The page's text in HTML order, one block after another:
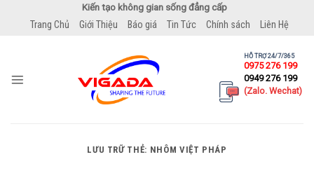
Kiến tạo không gian sống đẳng cấp
Trang Chủ Giới Thiệu Báo giá Tin Tức Chính sách Liên Hệ
HỖ TRỢ 24/7/365
0975 276 199
0949 276 199
(Zalo. Wechat)
LƯU TRỮ THẺ: NHÔM VIỆT PHÁP